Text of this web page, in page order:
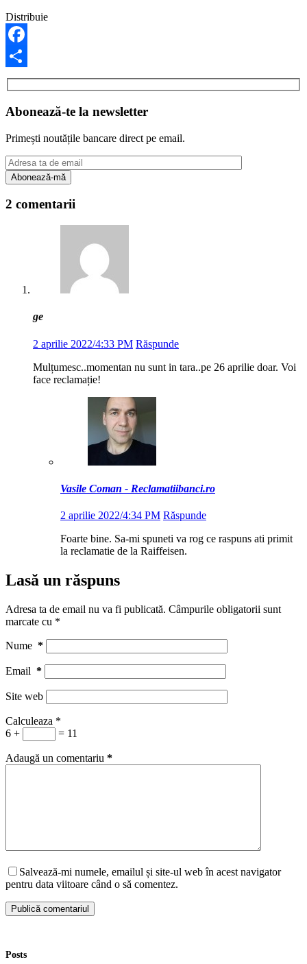
Distribuie
Facebook
Partajează
Abonează-te la newsletter
Primești noutățile bancare direct pe email.
2 comentarii
ge
2 aprilie 2022/4:33 PM Răspunde
Mulțumesc..momentan nu sunt in tara..pe 26 aprilie doar. Voi
face reclamație!
Vasile Coman - Reclamatiibanci.ro
2 aprilie 2022/4:34 PM Răspunde
Foarte bine. Sa-mi spuneti va rog ce raspuns ati primit
la reclamatie de la Raiffeisen.
Lasă un răspuns
Adresa ta de email nu va fi publicată. Câmpurile obligatorii sunt
marcate cu *
Nume *
Email *
Site web
Calculeaza *
6 +
= 11
Adaugă un comentariu *
Salvează-mi numele, emailul și site-ul web în acest navigator
pentru data viitoare când o să comentez.
Publică comentariul
Posts